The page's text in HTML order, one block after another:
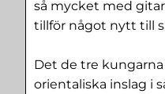
så mycket med
tillför något nytt till
Det de tre kungarna
orientaliska inslag i